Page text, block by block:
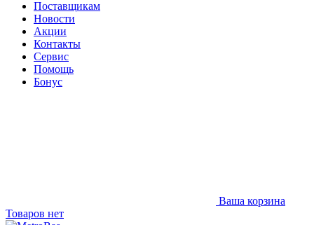
Поставщикам
Новости
Акции
Контакты
Сервис
Помощь
Бонус
Ваша корзина
Товаров нет